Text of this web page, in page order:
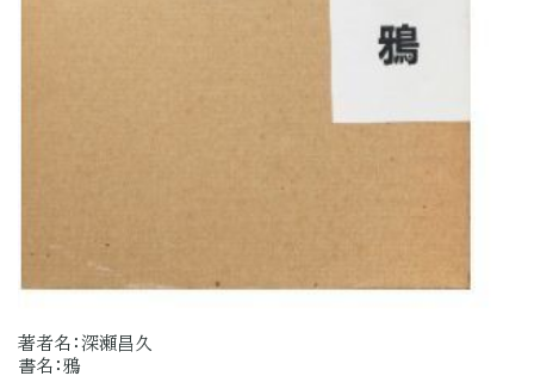
著者名：深瀬昌久
書名：鴉